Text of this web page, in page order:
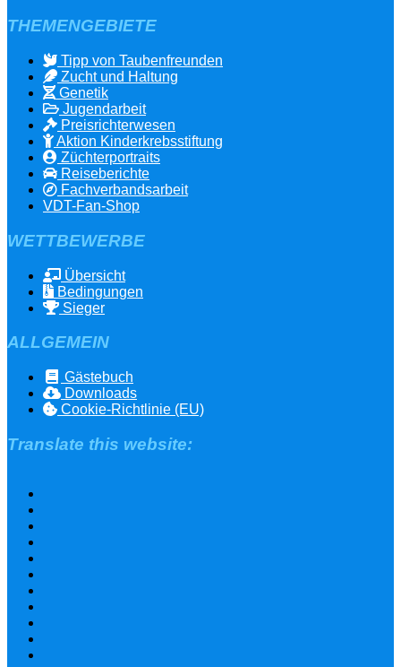
THEMENGEBIETE
Tipp von Taubenfreunden
Zucht und Haltung
Genetik
Jugendarbeit
Preisrichterwesen
Aktion Kinderkrebsstiftung
Züchterportraits
Reiseberichte
Fachverbandsarbeit
VDT-Fan-Shop
WETTBEWERBE
Übersicht
Bedingungen
Sieger
ALLGEMEIN
Gästebuch
Downloads
Cookie-Richtlinie (EU)
Translate this website: